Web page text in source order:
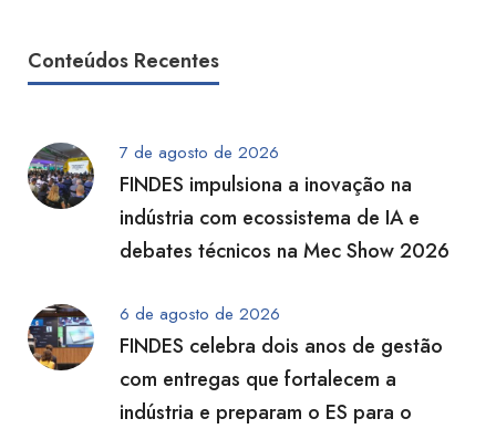
Conteúdos Recentes
7 de agosto de 2026
FINDES impulsiona a inovação na
indústria com ecossistema de IA e
debates técnicos na Mec Show 2026
6 de agosto de 2026
FINDES celebra dois anos de gestão
com entregas que fortalecem a
indústria e preparam o ES para o